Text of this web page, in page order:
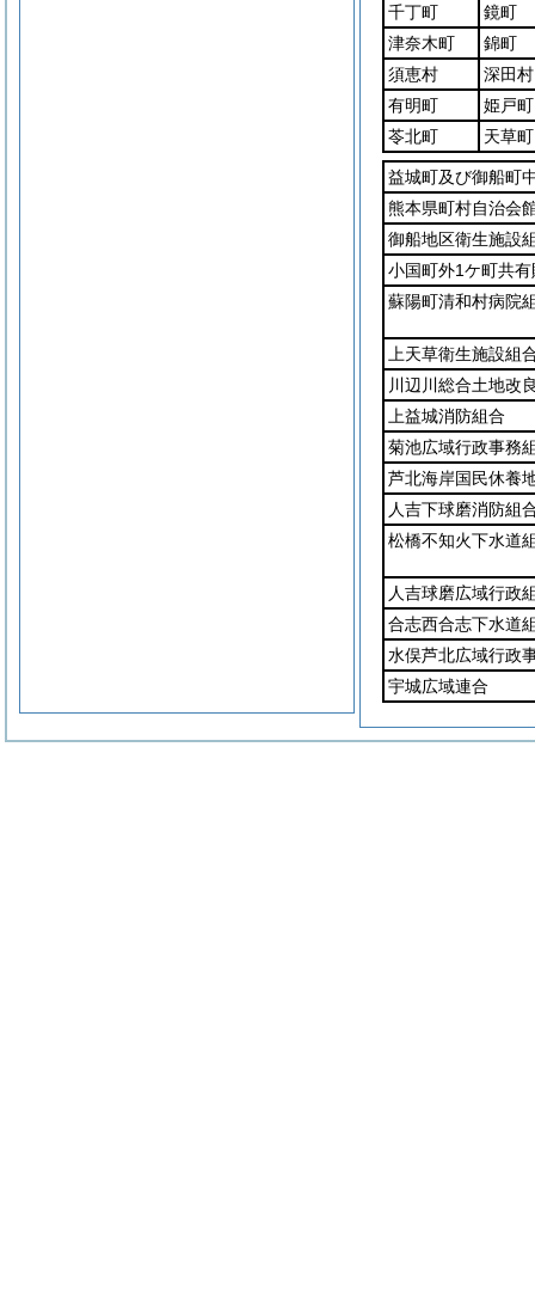
千丁町
鏡町
津奈木町
錦町
須恵村
深田村
有明町
姫戸町
苓北町
天草町
益城町及び御船町
熊本県町村自治会
御船地区衛生施設
小国町外1ケ町共
蘇陽町清和村病院
上天草衛生施設組
川辺川総合土地改
上益城消防組合
菊池広域行政事務
芦北海岸国民休養
人吉下球磨消防組
松橋不知火下水道
人吉球磨広域行政
合志西合志下水道
水俣芦北広域行政
宇城広域連合